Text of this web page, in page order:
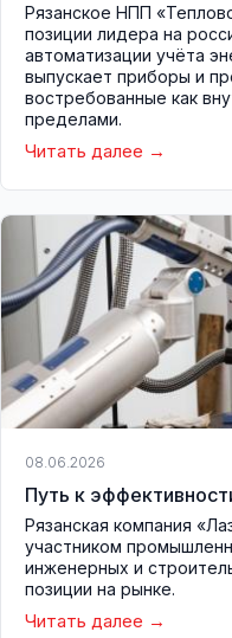
Рязанское НПП
позиции лидера на
автоматизации учёта
выпускает приборы и
востребованные как
пределами.
Читать далее
08.06.2026
Путь к
Рязанская компания
участником
инженерных и
позиции на рынке.
Читать далее